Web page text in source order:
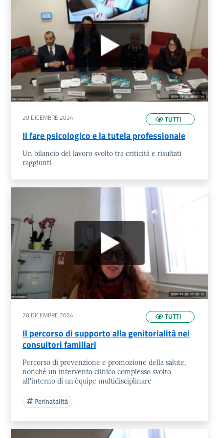
TUTTI
20 DICEMBRE 2024
Il fare psicologico e la tutela professionale
Un bilancio del lavoro svolto tra criticità e risultati
raggiunti
TUTTI
20 DICEMBRE 2024
Il percorso di supporto alla genitorialità nei
consultori familiari
Percorso di prevenzione e promozione della salute,
nonché un intervento clinico complesso svolto
all'interno di un'équipe multidisciplinare
Perinatalità